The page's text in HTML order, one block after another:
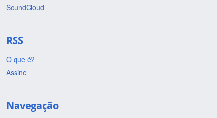
SoundCloud
RSS
O que é?
Assine
Navegação